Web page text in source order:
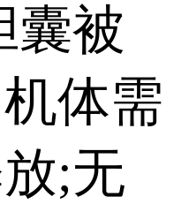
囊被
体需
;无